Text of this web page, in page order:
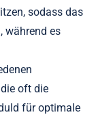
sodass das
während es
oft die
für optimale